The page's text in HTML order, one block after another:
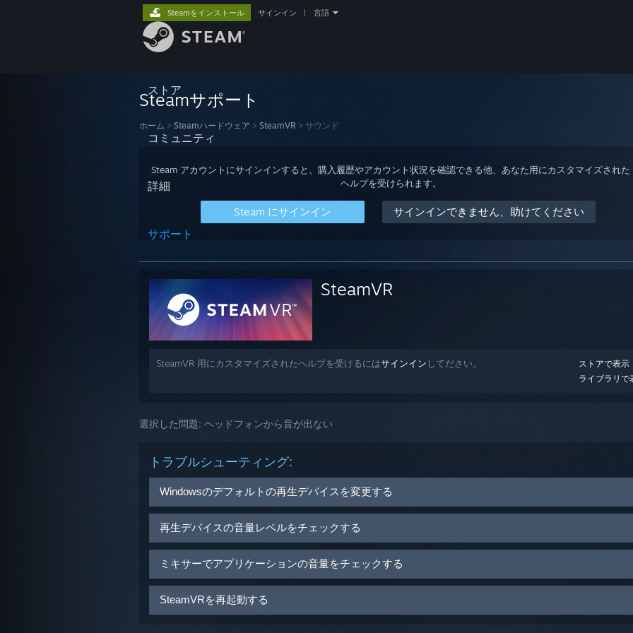
ストア
コミュニティ
詳細
サポート
Steamをインストール サインイン 言語
Steamサポート
ホーム > Steamハードウェア > SteamVR > サウンド
Steam アカウントにサインインすると、購入履歴やアカウント状況を確認できる他、あなた用にカスタマイズされた
ヘルプを受けられます。
Steam にサインイン サインインできません、助けてください
SteamVR
ストアで表示
ライブラリで
SteamVR 用にカスタマイズされたヘルプを受けるにはサインイン してださい。
選択した問題: ヘッドフォンから音が出ない
トラブルシューティング:
Windowsのデフォルトの再生デバイスを変更する
WindowsがHTC-VIVE-Cオーディオデバイスに音声を送信していることを確認してください。
Windowsキーを押す
「sound」と入力する
コントロールパネルからサウンドを選択する
再生タブから、HTC-VIVE-C
Viveに音声が送信されない場合は、他の有効化されているオーディオデバイスを無効化する
再生デバイスの音量レベルをチェックする
タスクトレイにある
アイコンをクリックする
（またはUSBスピーカー）の音量を探す
ミキサーでアプリケーションの音量をチェックする
タスクトレイにある
HTC-VIVE-C
（またはUSBスピーカー）音量スライダーから
SteamVRを再起動する